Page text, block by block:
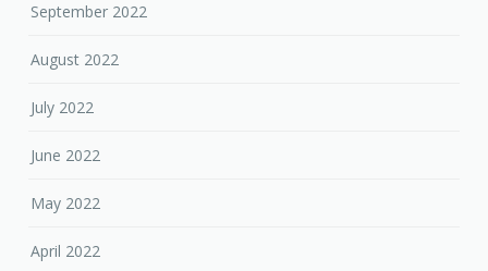
September 2022
August 2022
July 2022
June 2022
May 2022
April 2022